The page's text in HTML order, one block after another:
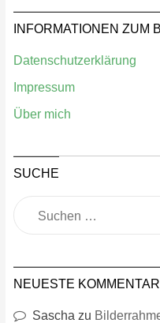
INFORMATIONEN ZUM
Datenschutzerklärung
Impressum
Über mich
SUCHE
NEUESTE
Sascha zu